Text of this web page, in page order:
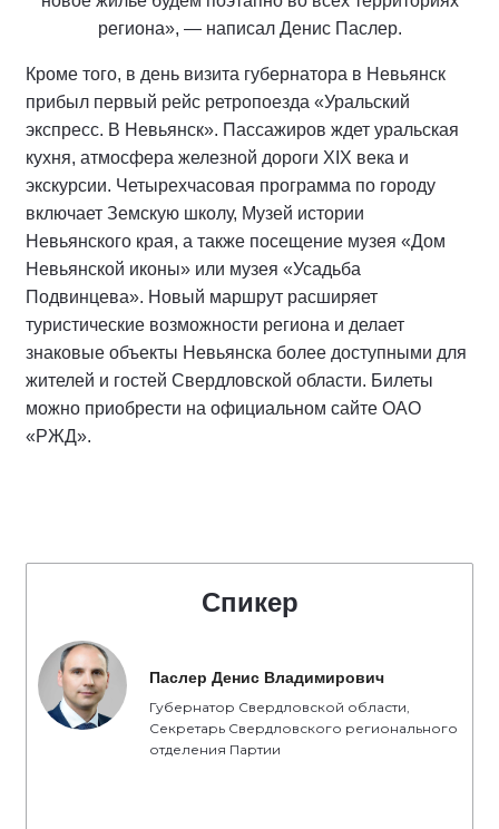
региона», — написал Денис Паслер.
Кроме того, в день визита губернатора в Невьянск
прибыл первый рейс ретропоезда «Уральский
экспресс. В Невьянск». Пассажиров ждет уральская
кухня, атмосфера железной дороги XIX века и
экскурсии. Четырехчасовая программа по городу
включает Земскую школу, Музей истории
Невьянского края, а также посещение музея «Дом
Невьянской иконы» или музея «Усадьба
Подвинцева». Новый маршрут расширяет
туристические возможности региона и делает
знаковые объекты Невьянска более доступными для
жителей и гостей Свердловской области. Билеты
можно приобрести на официальном сайте ОАО
«РЖД».
Спикер
Паслер Денис Владимирович
Губернатор Свердловской области,
Секретарь Свердловского регионального
отделения Партии